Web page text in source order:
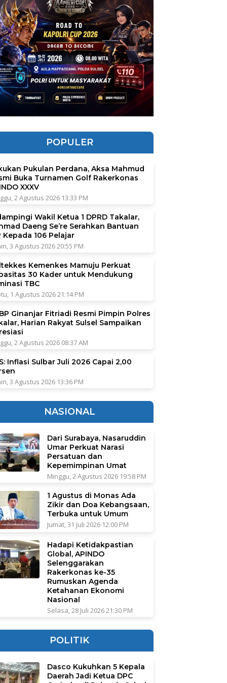
POPULER
Pukulan Perdana, Aksa Mahmud
Buka Turnamen Golf Rakerkonas
XXXV
2 Agustus 2026 13:33 PM
Wakil Ketua 1 DPRD Takalar,
Daeng Se’re Serahkan Bantuan
Kepada 106 Pelajar
3 Agustus 2026 20:55 PM
Kemenkes Mamuju Perkuat
30 Kader untuk Mendukung
TBC
1 Agustus 2026 21:14 PM
Ginanjar Fitriadi Resmi Pimpin Polres
Harian Rakyat Sulsel Sampaikan
2 Agustus 2026 08:37 AM
Inflasi Sulbar Juli 2026 Capai 2,00
3 Agustus 2026 13:36 PM
NASIONAL
Dari Surabaya, Nasaruddin
Umar Perkuat Narasi
Persatuan dan
Kepemimpinan Umat
Minggu, 2 Agustus 2026 19:58 PM
1 Agustus di Monas Ada
Zikir dan Doa Kebangsaan,
Terbuka untuk Umum
Jumat, 31 Juli 2026 12:00 PM
Hadapi Ketidakpastian
Global, APINDO
Selenggarakan
Rakerkonas ke-35
Rumuskan Agenda
Ketahanan Ekonomi
Nasional
Selasa, 28 Juli 2026 21:30 PM
POLITIK
Dasco Kukuhkan 5 Kepala
Daerah Jadi Ketua DPC